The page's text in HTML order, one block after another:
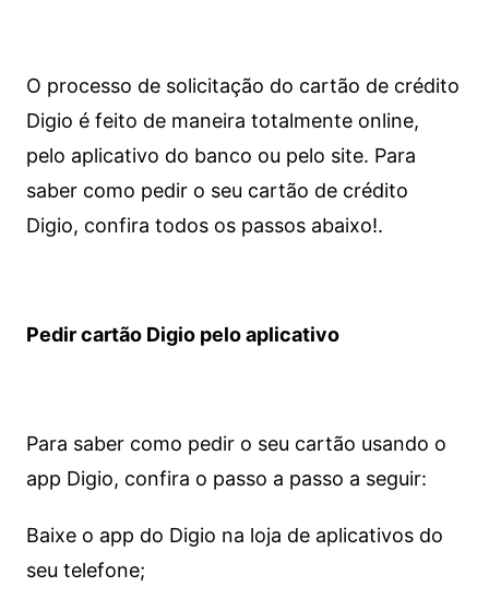
O processo de solicitação do cartão de crédito
Digio é feito de maneira totalmente online,
pelo aplicativo do banco ou pelo site. Para
saber como pedir o seu cartão de crédito
Digio, confira todos os passos abaixo!.
Pedir cartão Digio pelo aplicativo
Para saber como pedir o seu cartão usando o
app Digio, confira o passo a passo a seguir:
Baixe o app do Digio na loja de aplicativos do
seu telefone;